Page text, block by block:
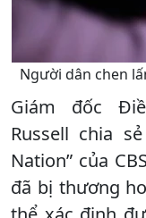
Người dân chen
Giám đốc
Russell chia
Nation” của
đã bị thương